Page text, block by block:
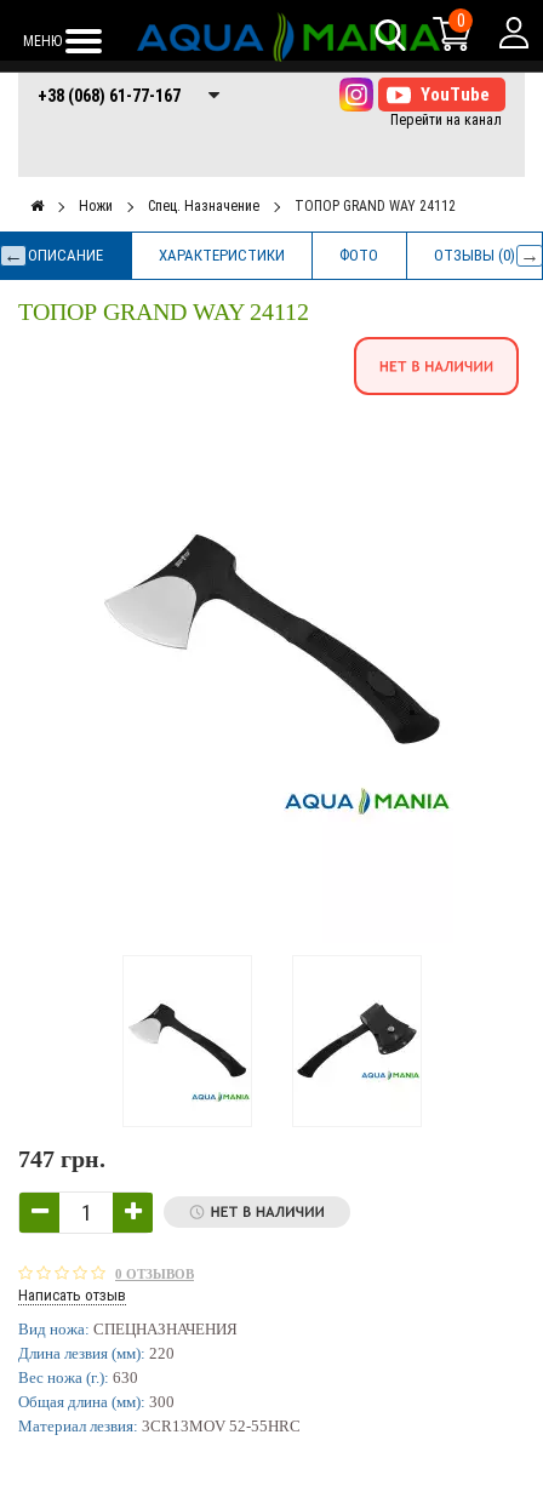
МЕНЮ
0
+38 (068) 61-77-
167
+38 (066) 61-77-+38 (073) 61-77-
167
+38 (068) 61-77-167
Ножи Спец. Назначение ТОПОР GRAND WAY 24112
ОПИСАНИЕ ХАРАКТЕРИСТИКИ ФОТО ОТЗЫВЫ (0)
ТОПОР GRAND WAY 24112
747 грн.
0 ОТЗЫВОВ
Написать отзыв
Вид ножа: СПЕЦНАЗНАЧЕНИЯ
Длина лезвия (мм): 220
Вес ножа (г.): 630
Общая длина (мм): 300
Материал лезвия: 3CR13MOV 52-55HRC